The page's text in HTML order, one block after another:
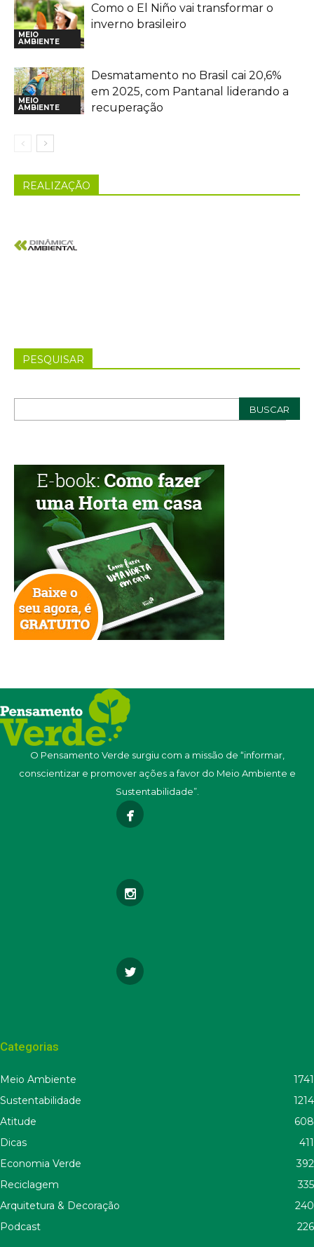
MEIO
AMBIENTE
Como o El Niño vai transformar o
inverno brasileiro
MEIO
AMBIENTE
Desmatamento no Brasil cai 20,6%
em 2025, com Pantanal liderando a
recuperação
REALIZAÇÃO
PESQUISAR
O Pensamento Verde surgiu com a missão de “informar,
conscientizar e promover ações a favor do Meio Ambiente e
Sustentabilidade”.
Categorias
Meio Ambiente
1741
Sustentabilidade
1214
Atitude
608
Dicas
411
Economia Verde
392
Reciclagem
335
Arquitetura & Decoração
240
Podcast
226